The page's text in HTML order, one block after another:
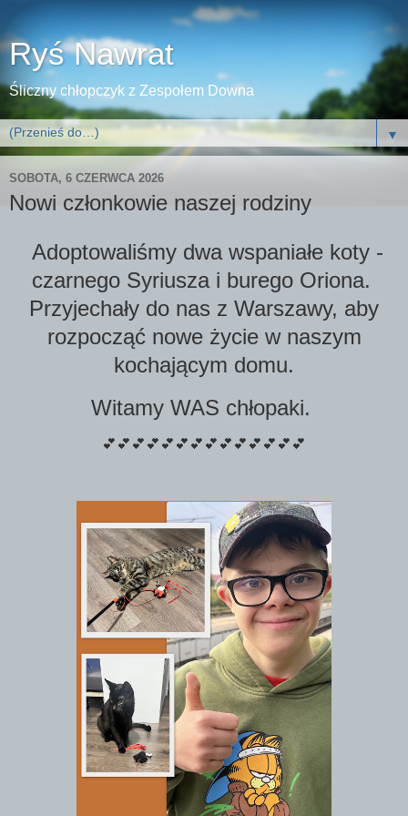
Ryś Nawrat
Śliczny chłopczyk z Zespołem Downa
▼
SOBOTA, 6 CZERWCA 2026
Nowi członkowie naszej rodziny
Adoptowaliśmy dwa wspaniałe koty -
czarnego Syriusza i burego Oriona.
Przyjechały do nas z Warszawy, aby
rozpocząć nowe życie w naszym
kochającym domu.
Witamy WAS chłopaki.
💕💕💕💕💕💕💕💕💕💕💕💕💕💕